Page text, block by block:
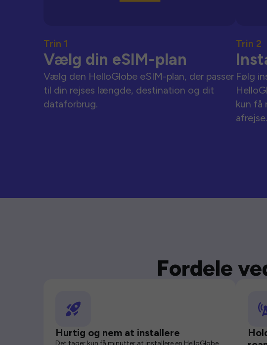
Trin 1
Vælg din eSIM-plan
Vælg den HelloGlobe eSIM-plan, der passer
til din rejses længde, destination og dit
dataforbrug.
Trin 2
Følg
kun få
afrejse.
Fordele
Hurtig og nem at installere
Det tager kun få minutter at installere en HelloGlobe